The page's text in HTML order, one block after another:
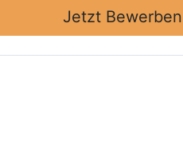
Jetzt Bewerben